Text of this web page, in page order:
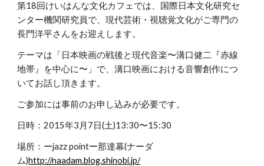
第18回けいはんな文化カフェでは、国際日本文化研究セ
ンター機関研究員で、現代芸術・視聴覚文化がご専門の
長門洋平さんをお迎えします。
テーマは「日本映画の戦後と現代音楽〜溝口健二『赤線
地帯』を中心に〜」で、溝口映画における音響創作につ
いてお話し頂きます。
ご参加には事前のお申し込みが必要です。
日時：2015年3月7日(土)13:30〜15:30
場所：ーjazz pointー那達幕(ナーダ
ム)http://naadam.blog.shinobi.jp/